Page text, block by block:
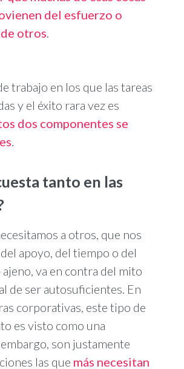
del esfuerzo o
otros.
trabajo en los que las tareas
y el éxito rara vez es
dos componentes se
.
tanto en las
a otros, que nos
apoyo, del tiempo o del
va en contra del mito
de ser autosuficientes. En
corporativas, este tipo de
es visto como una
son justamente
las que más necesitan